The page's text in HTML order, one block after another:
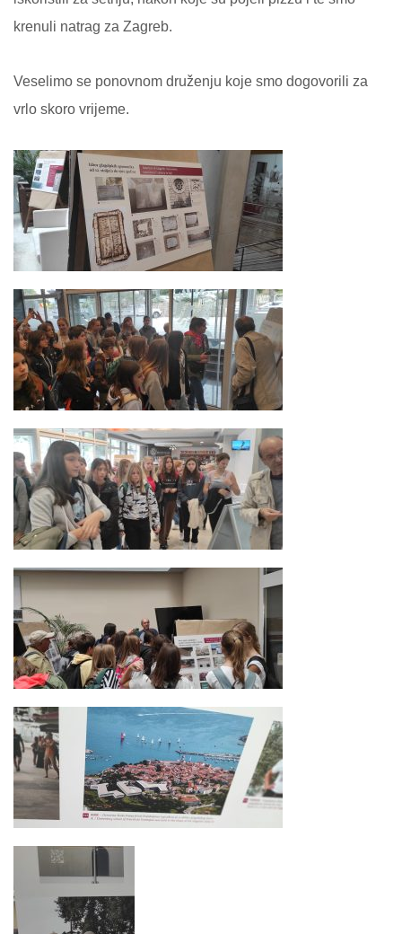
krenuli natrag za Zagreb.
Veselimo se ponovnom druženju koje smo dogovorili za
vrlo skoro vrijeme.